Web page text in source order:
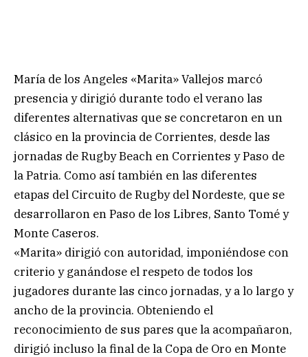
María de los Angeles «Marita» Vallejos marcó
presencia y dirigió durante todo el verano las
diferentes alternativas que se concretaron en un
clásico en la provincia de Corrientes, desde las
jornadas de Rugby Beach en Corrientes y Paso de
la Patria. Como así también en las diferentes
etapas del Circuito de Rugby del Nordeste, que se
desarrollaron en Paso de los Libres, Santo Tomé y
Monte Caseros.
«Marita» dirigió con autoridad, imponiéndose con
criterio y ganándose el respeto de todos los
jugadores durante las cinco jornadas, y a lo largo y
ancho de la provincia. Obteniendo el
reconocimiento de sus pares que la acompañaron,
dirigió incluso la final de la Copa de Oro en Monte